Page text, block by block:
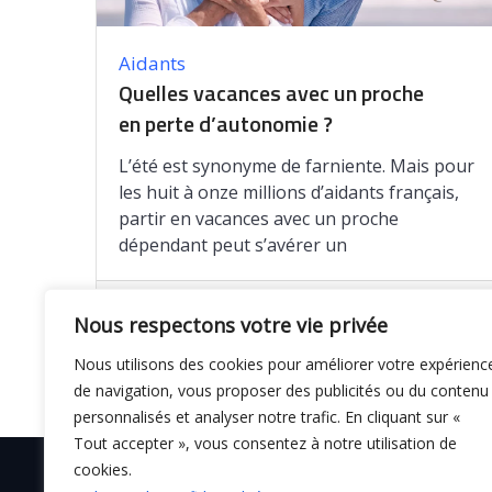
Nous respectons votre vie privée
Nous utilisons des cookies pour améliorer votre
de navigation, vous proposer des publicités ou du contenu
personnalisés et analyser notre trafic. En cliquant sur «
Tout accepter », vous consentez à notre utilisation de
cookies.
Aidants
Quelles vacances avec un proche
en perte d’autonomie ?
L’été est synonyme de farniente. Mais pour
les huit à onze millions d’aidants français,
partir en vacances avec un proche
dépendant peut s’avérer un
Enregistrer